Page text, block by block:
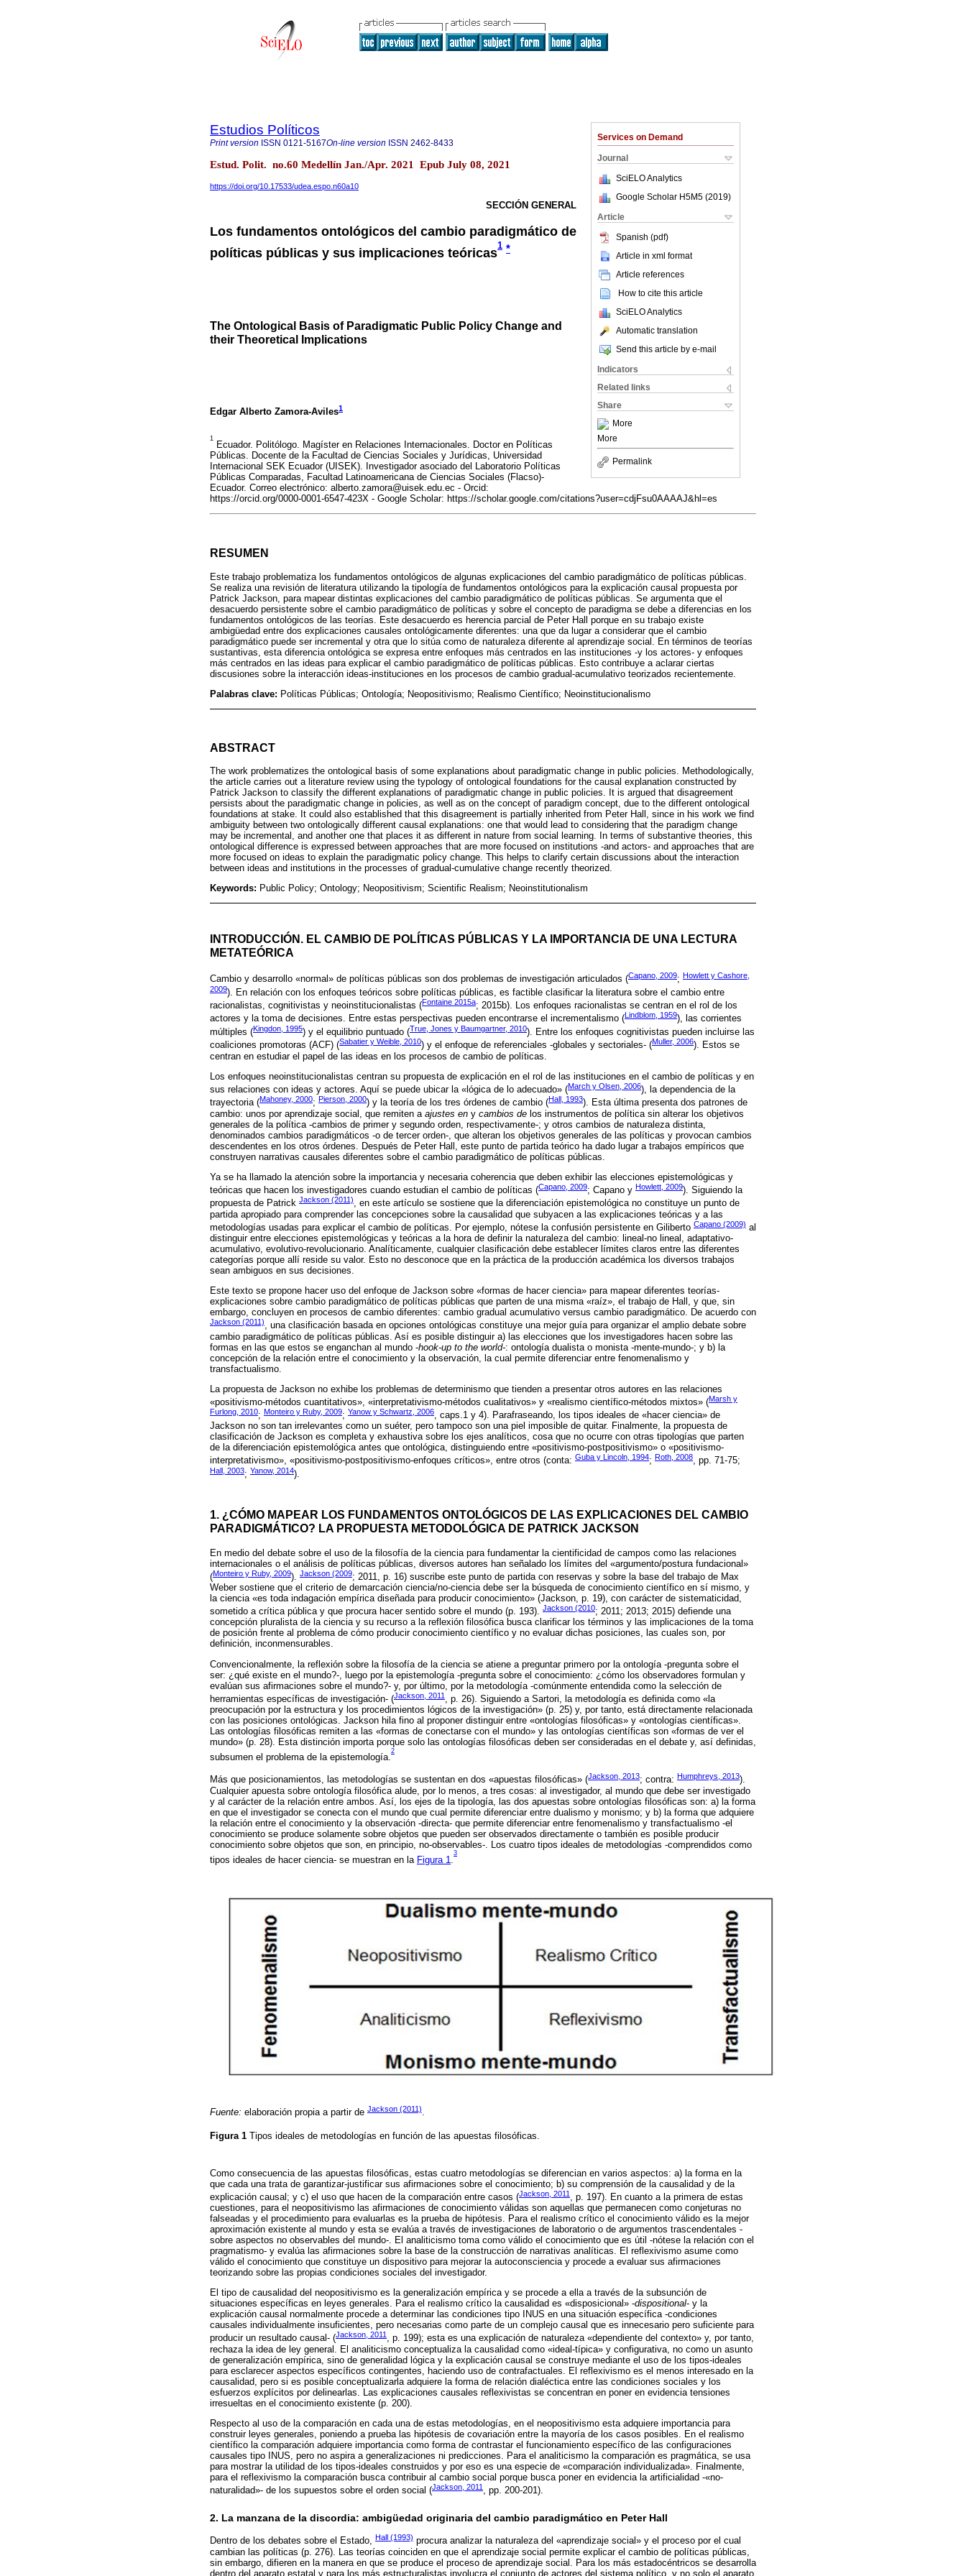
Services on Demand
Journal
SciELO Analytics
Google Scholar H5M5 (2019)
Article
Spanish (pdf)
Article in xml format
Article references
How to cite this article
SciELO Analytics
Automatic translation
Send this article by e-mail
Indicators
Related links
Share
More
More
Permalink
Estudios Políticos
Print version ISSN 0121-5167On-line version ISSN 2462-8433
Estud. Polit. no.60 Medellín Jan./Apr. 2021 Epub July 08, 2021
https://doi.org/10.17533/udea.espo.n60a10
SECCIÓN GENERAL
Los fundamentos ontológicos del cambio paradigmático de
políticas públicas y sus implicaciones teóricas
1 *
The Ontological Basis of Paradigmatic Public Policy Change and
their Theoretical Implications
Edgar Alberto Zamora-Aviles1
1
Ecuador. Politólogo. Magíster en Relaciones Internacionales. Doctor en Políticas
Públicas. Docente de la Facultad de Ciencias Sociales y Jurídicas, Universidad
Internacional SEK Ecuador (UISEK). Investigador asociado del Laboratorio Políticas
Públicas Comparadas, Facultad Latinoamericana de Ciencias Sociales (Flacso)-
Ecuador. Correo electrónico: alberto.zamora@uisek.edu.ec - Orcid:
https://orcid.org/0000-0001-6547-423X - Google Scholar: https://scholar.google.com/citations?user=cdjFsu0AAAAJ&hl=es
RESUMEN
Este trabajo problematiza los fundamentos ontológicos de algunas explicaciones del cambio paradigmático de políticas públicas.
Se realiza una revisión de literatura utilizando la tipología de fundamentos ontológicos para la explicación causal propuesta por
Patrick Jackson, para mapear distintas explicaciones del cambio paradigmático de políticas públicas. Se argumenta que el
desacuerdo persistente sobre el cambio paradigmático de políticas y sobre el concepto de paradigma se debe a diferencias en los
fundamentos ontológicos de las teorías. Este desacuerdo es herencia parcial de Peter Hall porque en su trabajo existe
ambigüedad entre dos explicaciones causales ontológicamente diferentes: una que da lugar a considerar que el cambio
paradigmático puede ser incremental y otra que lo sitúa como de naturaleza diferente al aprendizaje social. En términos de teorías
sustantivas, esta diferencia ontológica se expresa entre enfoques más centrados en las instituciones -y los actores- y enfoques
más centrados en las ideas para explicar el cambio paradigmático de políticas públicas. Esto contribuye a aclarar ciertas
discusiones sobre la interacción ideas-instituciones en los procesos de cambio gradual-acumulativo teorizados recientemente.
Palabras clave: Políticas Públicas; Ontología; Neopositivismo; Realismo Científico; Neoinstitucionalismo
ABSTRACT
The work problematizes the ontological basis of some explanations about paradigmatic change in public policies. Methodologically,
the article carries out a literature review using the typology of ontological foundations for the causal explanation constructed by
Patrick Jackson to classify the different explanations of paradigmatic change in public policies. It is argued that disagreement
persists about the paradigmatic change in policies, as well as on the concept of paradigm concept, due to the different ontological
foundations at stake. It could also established that this disagreement is partially inherited from Peter Hall, since in his work we find
ambiguity between two ontologically different causal explanations: one that would lead to considering that the paradigm change
may be incremental, and another one that places it as different in nature from social learning. In terms of substantive theories, this
ontological difference is expressed between approaches that are more focused on institutions -and actors- and approaches that are
more focused on ideas to explain the paradigmatic policy change. This helps to clarify certain discussions about the interaction
between ideas and institutions in the processes of gradual-cumulative change recently theorized.
Keywords: Public Policy; Ontology; Neopositivism; Scientific Realism; Neoinstitutionalism
INTRODUCCIÓN. EL CAMBIO DE POLÍTICAS PÚBLICAS Y LA IMPORTANCIA DE UNA LECTURA
METATEÓRICA
Cambio y desarrollo «normal» de políticas públicas son dos problemas de investigación articulados (Capano, 2009; Howlett y Cashore,
2009). En relación con los enfoques teóricos sobre políticas públicas, es factible clasificar la literatura sobre el cambio entre
racionalistas, cognitivistas y neoinstitucionalistas (Fontaine 2015a; 2015b). Los enfoques racionalistas se centran en el rol de los
actores y la toma de decisiones. Entre estas perspectivas pueden encontrarse el incrementalismo (Lindblom, 1959), las corrientes
múltiples (Kingdon, 1995) y el equilibrio puntuado (True, Jones y Baumgartner, 2010). Entre los enfoques cognitivistas pueden incluirse las
coaliciones promotoras (ACF) (Sabatier y Weible, 2010) y el enfoque de referenciales -globales y sectoriales- (Muller, 2006). Estos se
centran en estudiar el papel de las ideas en los procesos de cambio de políticas.
Los enfoques neoinstitucionalistas centran su propuesta de explicación en el rol de las instituciones en el cambio de políticas y en
sus relaciones con ideas y actores. Aquí se puede ubicar la «lógica de lo adecuado» (March y Olsen, 2006), la dependencia de la
trayectoria (Mahoney, 2000; Pierson, 2000) y la teoría de los tres órdenes de cambio (Hall, 1993). Esta última presenta dos patrones de
cambio: unos por aprendizaje social, que remiten a ajustes en y cambios de los instrumentos de política sin alterar los objetivos
generales de la política -cambios de primer y segundo orden, respectivamente-; y otros cambios de naturaleza distinta,
denominados cambios paradigmáticos -o de tercer orden-, que alteran los objetivos generales de las políticas y provocan cambios
descendentes en los otros órdenes. Después de Peter Hall, este punto de partida teórico ha dado lugar a trabajos empíricos que
construyen narrativas causales diferentes sobre el cambio paradigmático de políticas públicas.
Ya se ha llamado la atención sobre la importancia y necesaria coherencia que deben exhibir las elecciones epistemológicas y
teóricas que hacen los investigadores cuando estudian el cambio de políticas (Capano, 2009; Capano y Howlett, 2009). Siguiendo la
propuesta de Patrick Jackson (2011), en este artículo se sostiene que la diferenciación epistemológica no constituye un punto de
partida apropiado para comprender las concepciones sobre la causalidad que subyacen a las explicaciones teóricas y a las
metodologías usadas para explicar el cambio de políticas. Por ejemplo, nótese la confusión persistente en Giliberto Capano (2009) al
distinguir entre elecciones epistemológicas y teóricas a la hora de definir la naturaleza del cambio: lineal-no lineal, adaptativo-
acumulativo, evolutivo-revolucionario. Analíticamente, cualquier clasificación debe establecer límites claros entre las diferentes
categorías porque allí reside su valor. Esto no desconoce que en la práctica de la producción académica los diversos trabajos
sean ambiguos en sus decisiones.
Este texto se propone hacer uso del enfoque de Jackson sobre «formas de hacer ciencia» para mapear diferentes teorías-
explicaciones sobre cambio paradigmático de políticas públicas que parten de una misma «raíz», el trabajo de Hall, y que, sin
embargo, concluyen en procesos de cambio diferentes: cambio gradual acumulativo versus cambio paradigmático. De acuerdo con
Jackson (2011), una clasificación basada en opciones ontológicas constituye una mejor guía para organizar el amplio debate sobre
cambio paradigmático de políticas públicas. Así es posible distinguir a) las elecciones que los investigadores hacen sobre las
formas en las que estos se enganchan al mundo -hook-up to the world-: ontología dualista o monista -mente-mundo-; y b) la
concepción de la relación entre el conocimiento y la observación, la cual permite diferenciar entre fenomenalismo y
transfactualismo.
La propuesta de Jackson no exhibe los problemas de determinismo que tienden a presentar otros autores en las relaciones
«positivismo-métodos cuantitativos», «interpretativismo-métodos cualitativos» y «realismo científico-métodos mixtos» (Marsh y
Furlong, 2010; Monteiro y Ruby, 2009; Yanow y Schwartz, 2006, caps.1 y 4). Parafraseando, los tipos ideales de «hacer ciencia» de
Jackson no son tan irrelevantes como un suéter, pero tampoco son una piel imposible de quitar. Finalmente, la propuesta de
clasificación de Jackson es completa y exhaustiva sobre los ejes analíticos, cosa que no ocurre con otras tipologías que parten
de la diferenciación epistemológica antes que ontológica, distinguiendo entre «positivismo-postpositivismo» o «positivismo-
interpretativismo», «positivismo-postpositivismo-enfoques críticos», entre otros (conta: Guba y Lincoln, 1994; Roth, 2008, pp. 71-75;
Hall, 2003; Yanow, 2014).
1. ¿CÓMO MAPEAR LOS FUNDAMENTOS ONTOLÓGICOS DE LAS EXPLICACIONES DEL CAMBIO
PARADIGMÁTICO? LA PROPUESTA METODOLÓGICA DE PATRICK JACKSON
En medio del debate sobre el uso de la filosofía de la ciencia para fundamentar la cientificidad de campos como las relaciones
internacionales o el análisis de políticas públicas, diversos autores han señalado los límites del «argumento/postura fundacional»
(Monteiro y Ruby, 2009). Jackson (2009; 2011, p. 16) suscribe este punto de partida con reservas y sobre la base del trabajo de Max
Weber sostiene que el criterio de demarcación ciencia/no-ciencia debe ser la búsqueda de conocimiento científico en sí mismo, y
la ciencia «es toda indagación empírica diseñada para producir conocimiento» (Jackson, p. 19), con carácter de sistematicidad,
sometido a crítica pública y que procura hacer sentido sobre el mundo (p. 193). Jackson (2010; 2011; 2013; 2015) defiende una
concepción pluralista de la ciencia y su recurso a la reflexión filosófica busca clarificar los términos y las implicaciones de la toma
de posición frente al problema de cómo producir conocimiento científico y no evaluar dichas posiciones, las cuales son, por
definición, inconmensurables.
Convencionalmente, la reflexión sobre la filosofía de la ciencia se atiene a preguntar primero por la ontología -pregunta sobre el
ser: ¿qué existe en el mundo?-, luego por la epistemología -pregunta sobre el conocimiento: ¿cómo los observadores formulan y
evalúan sus afirmaciones sobre el mundo?- y, por último, por la metodología -comúnmente entendida como la selección de
herramientas específicas de investigación- (Jackson, 2011
, p. 26). Siguiendo a Sartori, la metodología es definida como «la
preocupación por la estructura y los procedimientos lógicos de la investigación» (p. 25) y, por tanto, está directamente relacionada
con las posiciones ontológicas. Jackson hila fino al proponer distinguir entre «ontologías filosóficas» y «ontologías científicas».
Las ontologías filosóficas remiten a las «formas de conectarse con el mundo» y las ontologías científicas son «formas de ver el
mundo» (p. 28). Esta distinción importa porque solo las ontologías filosóficas deben ser consideradas en el debate y, así definidas,
subsumen el problema de la epistemología.
2
Más que posicionamientos, las metodologías se sustentan en dos «apuestas filosóficas» (Jackson, 2013; contra: Humphreys, 2013).
Cualquier apuesta sobre ontología filosófica alude, por lo menos, a tres cosas: al investigador, al mundo que debe ser investigado
y al carácter de la relación entre ambos. Así, los ejes de la tipología, las dos apuestas sobre ontologías filosóficas son: a) la forma
en que el investigador se conecta con el mundo que cual permite diferenciar entre dualismo y monismo; y b) la forma que adquiere
la relación entre el conocimiento y la observación -directa- que permite diferenciar entre fenomenalismo y transfactualismo -el
conocimiento se produce solamente sobre objetos que pueden ser observados directamente o también es posible producir
conocimiento sobre objetos que son, en principio, no-observables-. Los cuatro tipos ideales de metodologías -comprendidos como
tipos ideales de hacer ciencia- se muestran en la Figura 1
3
Fuente: elaboración propia a partir de Jackson (2011).
Figura 1 Tipos ideales de metodologías en función de las apuestas filosóficas.
Como consecuencia de las apuestas filosóficas, estas cuatro metodologías se diferencian en varios aspectos: a) la forma en la
que cada una trata de garantizar-justificar sus afirmaciones sobre el conocimiento; b) su comprensión de la causalidad y de la
explicación causal; y c) el uso que hacen de la comparación entre casos (Jackson, 2011 , p. 197). En cuanto a la primera de estas
cuestiones, para el neopositivismo las afirmaciones de conocimiento válidas son aquellas que permanecen como conjeturas no
falseadas y el procedimiento para evaluarlas es la prueba de hipótesis. Para el realismo crítico el conocimiento válido es la mejor
aproximación existente al mundo y esta se evalúa a través de investigaciones de laboratorio o de argumentos trascendentales -
sobre aspectos no observables del mundo-. El analiticismo toma como válido el conocimiento que es útil -nótese la relación con el
pragmatismo- y evalúa las afirmaciones sobre la base de la construcción de narrativas analíticas. El reflexivismo asume como
válido el conocimiento que constituye un dispositivo para mejorar la autoconsciencia y procede a evaluar sus afirmaciones
teorizando sobre las propias condiciones sociales del investigador.
El tipo de causalidad del neopositivismo es la generalización empírica y se procede a ella a través de la subsunción de
situaciones específicas en leyes generales. Para el realismo crítico la causalidad es «disposicional» -dispositional- y la
explicación causal normalmente procede a determinar las condiciones tipo INUS en una situación específica -condiciones
causales individualmente insuficientes, pero necesarias como parte de un complejo causal que es innecesario pero suficiente para
producir un resultado causal- (Jackson, 2011 , p. 199); esta es una explicación de naturaleza «dependiente del contexto» y, por tanto,
rechaza la idea de ley general. El analiticismo conceptualiza la causalidad como «ideal-típica» y configurativa, no como un asunto
de generalización empírica, sino de generalidad lógica y la explicación causal se construye mediante el uso de los tipos-ideales
para esclarecer aspectos específicos contingentes, haciendo uso de contrafactuales. El reflexivismo es el menos interesado en la
causalidad, pero si es posible conceptualizarla adquiere la forma de relación dialéctica entre las condiciones sociales y los
esfuerzos explícitos por delinearlas. Las explicaciones causales reflexivistas se concentran en poner en evidencia tensiones
irresueltas en el conocimiento existente (p. 200).
Respecto al uso de la comparación en cada una de estas metodologías, en el neopositivismo esta adquiere importancia para
construir leyes generales, poniendo a prueba las hipótesis de covariación entre la mayoría de los casos posibles. En el realismo
científico la comparación adquiere importancia como forma de contrastar el funcionamiento específico de las configuraciones
causales tipo INUS, pero no aspira a generalizaciones ni predicciones. Para el analiticismo la comparación es pragmática, se usa
para mostrar la utilidad de los tipos-ideales construidos y por eso es una especie de «comparación individualizada». Finalmente,
para el reflexivismo la comparación busca contribuir al cambio social porque busca poner en evidencia la artificialidad -«no-
naturalidad»- de los supuestos sobre el orden social (Jackson, 2011 , pp. 200-201).
2. La manzana de la discordia: ambigüedad originaria del cambio paradigmático en Peter Hall
Dentro de los debates sobre el Estado, Hall (1993) procura analizar la naturaleza del «aprendizaje social» y el proceso por el cual
cambian las políticas (p. 276). Las teorías coinciden en que el aprendizaje social permite explicar el cambio de políticas públicas,
sin embargo, difieren en la manera en que se produce el proceso de aprendizaje social. Para los más estadocéntricos se desarrolla
dentro del aparato estatal y para los más estructuralistas involucra el conjunto de actores del sistema político, y no solo el aparato